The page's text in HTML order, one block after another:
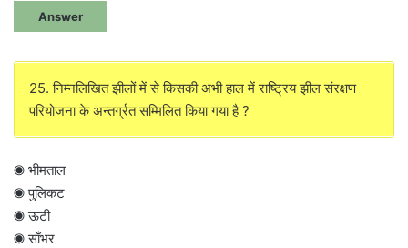
Answer
25. निम्नलिखित झीलों में से किसकी अभी हाल में राष्ट्रिय झील संरक्षण
परियोजना के अन्तर्ग्रत सम्मिलित किया गया है ?
◉ भीमताल
◉ पुलिकट
◉ ऊटी
◉ साँभर